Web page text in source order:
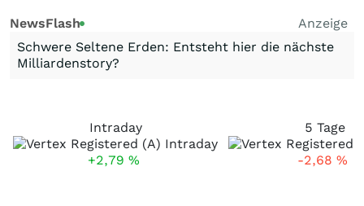
NewsFlash
Anzeige
Schwere Seltene Erden: Entsteht hier die nächste
Milliardenstory?
Intraday
+2,79 %
5 Tage
-2,68 %